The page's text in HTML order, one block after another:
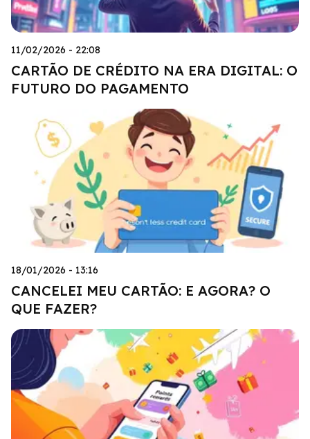
11/02/2026 - 22:08
CARTÃO DE CRÉDITO NA ERA DIGITAL: O
FUTURO DO PAGAMENTO
18/01/2026 - 13:16
CANCELEI MEU CARTÃO: E AGORA? O
QUE FAZER?